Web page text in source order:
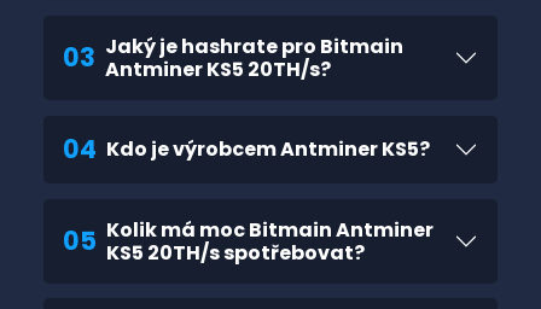
03 Jaký je hashrate pro Bitmain
Antminer KS5 20TH/s?
04 Kdo je výrobcem Antminer KS5?
05 Kolik má moc Bitmain Antminer
KS5 20TH/s spotřebovat?